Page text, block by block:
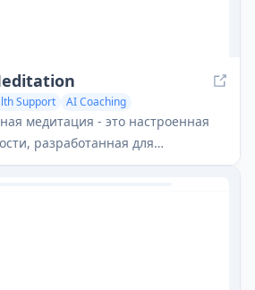
Support
AI Coaching
медитация - это настроенная
разработанная для
потребностям, целям и
через индивидуальные